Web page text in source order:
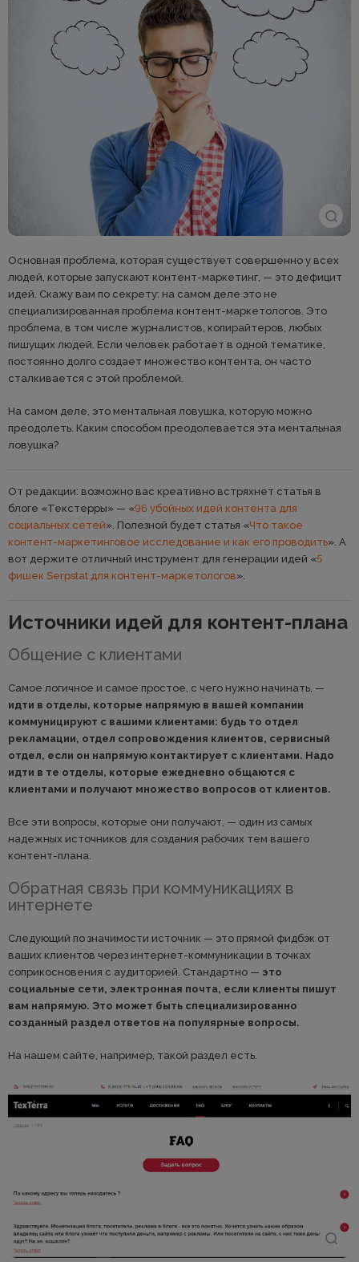
Основная проблема, которая существует совершенно у всех
людей, которые запускают контент-маркетинг, — это дефицит
идей. Скажу вам по секрету: на самом деле это не
специализированная проблема контент-маркетологов. Это
проблема, в том числе журналистов, копирайтеров, любых
пишущих людей. Если человек работает в одной тематике,
постоянно долго создает множество контента, он часто
сталкивается с этой проблемой.
На самом деле, это ментальная ловушка, которую можно
преодолеть. Каким способом преодолевается эта ментальная
ловушка?
От редакции: возможно вас креативно встряхнет статья в
блоге «Текстерры» — «96 убойных идей контента для
социальных сетей». Полезной будет статья «Что такое
контент-маркетинговое исследование и как его проводить». А
вот держите отличный инструмент для генерации идей «5
фишек Serpstat для контент-маркетологов».
Источники идей для контент-плана
Общение с клиентами
Самое логичное и самое простое, с чего нужно начинать, —
идти в отделы, которые напрямую в вашей компании
коммуницируют с вашими клиентами: будь то отдел
рекламации, отдел сопровождения клиентов, сервисный
отдел, если он напрямую контактирует с клиентами. Надо
идти в те отделы, которые ежедневно общаются с
клиентами и получают множество вопросов от клиентов.
Все эти вопросы, которые они получают, — один из самых
надежных источников для создания рабочих тем вашего
контент-плана.
Обратная связь при коммуникациях в
интернете
Следующий по значимости источник — это прямой фидбэк от
ваших клиентов через интернет-коммуникации в точках
соприкосновения с аудиторией. Стандартно — это
социальные сети, электронная почта, если клиенты пишут
вам напрямую. Это может быть специализированно
созданный раздел ответов на популярные вопросы.
На нашем сайте, например, такой раздел есть.